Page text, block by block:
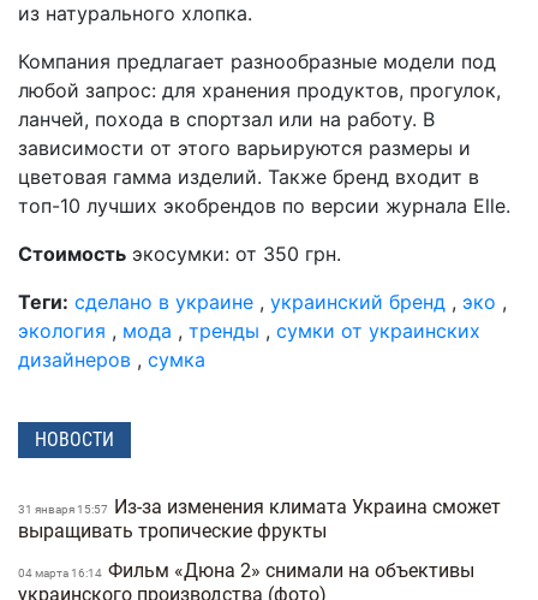
из натурального хлопка.
Компания предлагает разнообразные модели под
любой запрос: для хранения продуктов, прогулок,
ланчей, похода в спортзал или на работу. В
зависимости от этого варьируются размеры и
цветовая гамма изделий. Также бренд входит в
топ-10 лучших экобрендов по версии журнала Elle.
Стоимость экосумки: от 350 грн.
Теги: сделано в украине , украинский бренд , эко ,
экология , мода , тренды , сумки от украинских
дизайнеров , сумка
НОВОСТИ
31 января 15:57
Из-за изменения климата Украина сможет
выращивать тропические фрукты
04 марта 16:14 Фильм «Дюна 2» снимали на объективы
украинского производства (фото)